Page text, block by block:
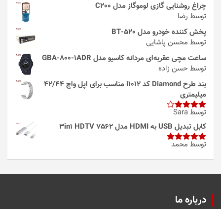
چراغ روشنایی گازی لوموگاز مدل C200
توسط رضا
پخش کننده خودرو مدل 520-BT
توسط محسن پاشایی
ساعت مچی عقربه‌ای مردانه کاسیو مدل GBA-800-1ADR
توسط حسن زاده
بند طرح Diamond کد i1012 مناسب برای اپل واچ 42/44
میلیمتری
امتیاز4
از 5
توسط Sara
کابل تبدیل USB به HDMI مدل 3in1 HDTV 7562
امتیاز5از
توسط محمد
درباره ما